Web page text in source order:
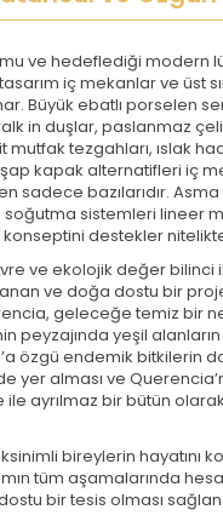
ve hedeflediği modern
iç mekanlar ve üst
Büyük ebatlı porselen
in duşlar, paslanmaz
mutfak tezgahları, ıslak
kapak alternatifleri iç
sadece bazılarıdır.
soğutma sistemleri lineer
destekler
ve ekolojik değer bilinci
ve doğa dostu bir
geleceğe temiz bir
peyzajında yeşil alanların
özgü endemik bitkilerin
yer alması ve
ile ayrılmaz bir bütün
bireylerin hayatını
tüm aşamalarında
bir tesis olması